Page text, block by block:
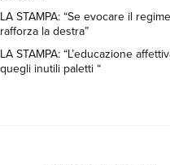
LA STAMPA: “Se evocare il regime
rafforza la destra”
LA STAMPA: “L’educazione
quegli inutili paletti “